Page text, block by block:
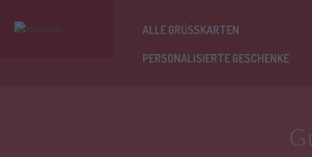
ALLE GRÜSSKARTEN
PERSONALISIERTE GESCHENKE